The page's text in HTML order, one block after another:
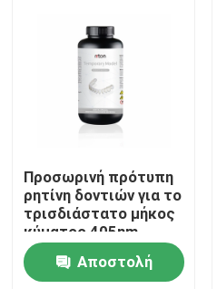
Αρχική Σελίδα
Προϊόντα
Προσωρινή πρότυπη
ρητίνη δοντιών για το
τρισδιάστατο μήκος
κύματος 405nm
σκληρότητας
εκτύπωσης υψηλό
Αποστολή